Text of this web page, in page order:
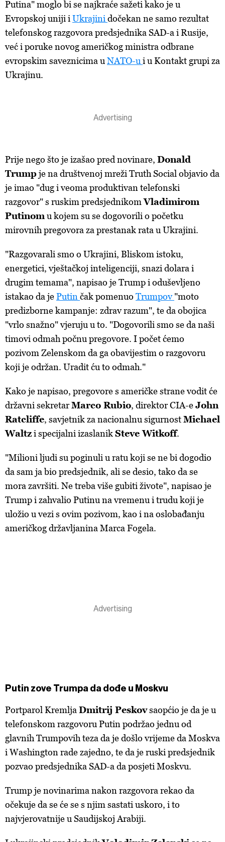
Putina" moglo bi se najkraće sažeti kako je u
Evropskoj uniji i Ukrajini dočekan ne samo rezultat
telefonskog razgovora predsjednika SAD-a i Rusije,
već i poruke novog američkog ministra odbrane
evropskim saveznicima u NATO-u i u Kontakt grupi za
Ukrajinu.
Prije nego što je izašao pred novinare, Donald
Trumpje na društvenoj mreži Truth Social objavio da
je imao "dug i veoma produktivan telefonski
razgovor" s ruskim predsjednikomVladimirom
Putinomu kojem su se dogovorili o početku
mirovnih pregovora za prestanak rata u Ukrajini.
"Razgovarali smo o Ukrajini, Bliskom istoku,
energetici, vještačkoj inteligenciji, snazi dolara i
drugim temama", napisao je Trump i oduševljeno
istakao da jePutin čak pomenuo Trumpov"moto
predizborne kampanje: zdrav razum", te da obojica
"vrlo snažno" vjeruju u to. "Dogovorili smo se da naši
timovi odmah počnu pregovore. I počet ćemo
pozivom Zelenskom da ga obavijestim o razgovoru
koji je održan. Uradit ću to odmah."
Kako je napisao, pregovore s američke strane vodit će
državni sekretarMarco Rubio, direktor CIA-eJohn
Ratcliffe, savjetnik za nacionalnu sigurnostMichael
Waltzi specijalni izaslanikSteve Witkoff.
"Milioni ljudi su poginuli u ratu koji se ne bi dogodio
da sam ja bio predsjednik, ali se desio, tako da se
mora završiti. Ne treba više gubiti živote", napisao je
Trump i zahvalio Putinu na vremenu i trudu koji je
uložio u vezi s ovim pozivom, kao i na oslobađanju
američkog državljanina Marca Fogela.
Putin zove Trumpa da dođe u Moskvu
Portparol Kremlja Dmitrij Peskovsaopćio je da je u
telefonskom razgovoru Putin podržao jednu od
glavnih Trumpovih teza da je došlo vrijeme da Moskva
i Washington rade zajedno, te da je ruski predsjednik
pozvao predsjednika SAD-a da posjeti Moskvu.
Trump je novinarima nakon razgovora rekao da
očekuje da se će se s njim sastati uskoro, i to
najvjerovatnije u Saudijskoj Arabiji.